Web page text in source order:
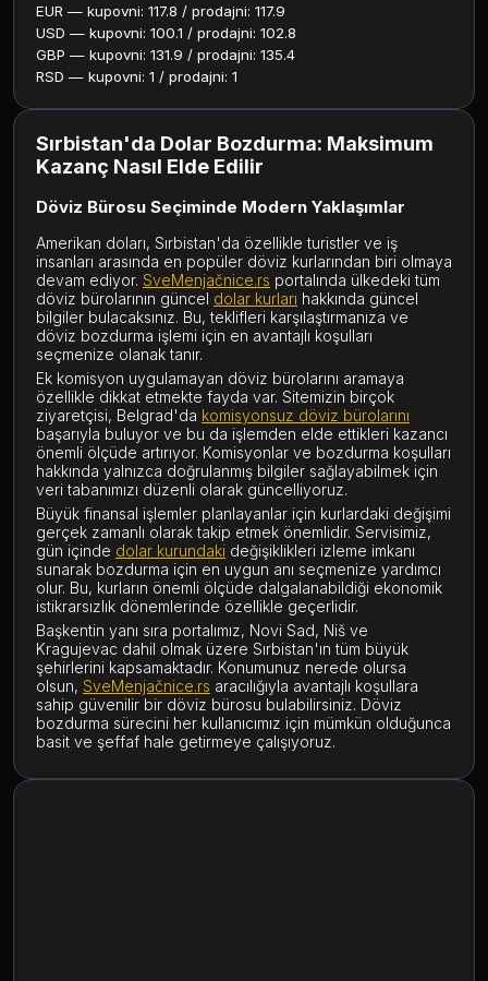
EUR — kupovni: 117.8 / prodajni: 117.9
USD — kupovni: 100.1 / prodajni: 102.8
GBP — kupovni: 131.9 / prodajni: 135.4
RSD — kupovni: 1 / prodajni: 1
Sırbistan'da Dolar Bozdurma: Maksimum
Kazanç Nasıl Elde Edilir
Döviz Bürosu Seçiminde Modern Yaklaşımlar
Amerikan doları, Sırbistan'da özellikle turistler ve iş
insanları arasında en popüler döviz kurlarından biri olmaya
devam ediyor. SveMenjačnice.rs portalında ülkedeki tüm
döviz bürolarının güncel dolar kurları hakkında güncel
bilgiler bulacaksınız. Bu, teklifleri karşılaştırmanıza ve
döviz bozdurma işlemi için en avantajlı koşulları
seçmenize olanak tanır.
Ek komisyon uygulamayan döviz bürolarını aramaya
özellikle dikkat etmekte fayda var. Sitemizin birçok
ziyaretçisi, Belgrad'da komisyonsuz döviz bürolarını
başarıyla buluyor ve bu da işlemden elde ettikleri kazancı
önemli ölçüde artırıyor. Komisyonlar ve bozdurma koşulları
hakkında yalnızca doğrulanmış bilgiler sağlayabilmek için
veri tabanımızı düzenli olarak güncelliyoruz.
Büyük finansal işlemler planlayanlar için kurlardaki değişimi
gerçek zamanlı olarak takip etmek önemlidir. Servisimiz,
gün içinde dolar kurundaki değişiklikleri izleme imkanı
sunarak bozdurma için en uygun anı seçmenize yardımcı
olur. Bu, kurların önemli ölçüde dalgalanabildiği ekonomik
istikrarsızlık dönemlerinde özellikle geçerlidir.
Başkentin yanı sıra portalımız, Novi Sad, Niš ve
Kragujevac dahil olmak üzere Sırbistan'ın tüm büyük
şehirlerini kapsamaktadır. Konumunuz nerede olursa
olsun, SveMenjačnice.rs aracılığıyla avantajlı koşullara
sahip güvenilir bir döviz bürosu bulabilirsiniz. Döviz
bozdurma sürecini her kullanıcımız için mümkün olduğunca
basit ve şeffaf hale getirmeye çalışıyoruz.